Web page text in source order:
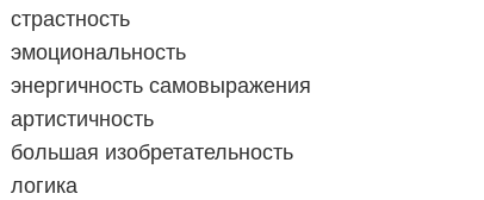
страстность
эмоциональность
энергичность самовыражения
артистичность
большая изобретательность
логика